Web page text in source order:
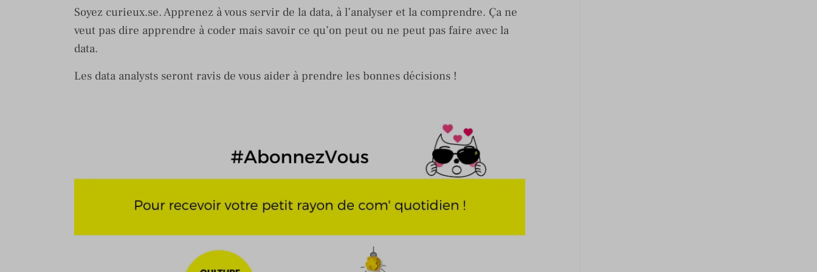
Soyez curieux.se. Apprenez à vous servir de la data, à l’analyser et la comprendre. Ça ne
veut pas dire apprendre à coder mais savoir ce qu’on peut ou ne peut pas faire avec la
data.
Les data analysts seront ravis de vous aider à prendre les bonnes décisions !